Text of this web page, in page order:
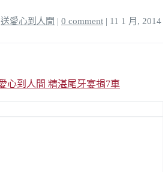
送愛心到人間 | 0 comment | 11 1 月, 2014